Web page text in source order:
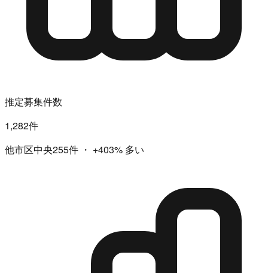
推定募集件数
1,282件
他市区中央255件 ・ +403% 多い